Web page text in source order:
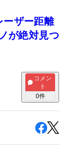
ーザー距離
が絶対見つ
コメン
ト
0件